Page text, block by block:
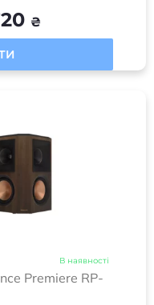
₴
В наявності
Premiere RP-